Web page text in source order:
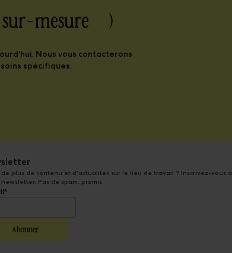
sur-mesure )
Nous vous contacterons
spécifiques.
de plus de contenu et d'actualités sur le lieu de travail ? Inscrivez-vous à
Pas de spam, promis.
*